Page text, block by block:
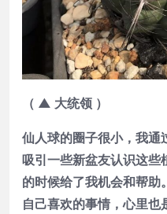
（ ▲ 大统领 ）
仙人球的圈子很小，我通
吸引一些新盆友认识这些
的时候给了我机会和帮
自己喜欢的事情，心里也